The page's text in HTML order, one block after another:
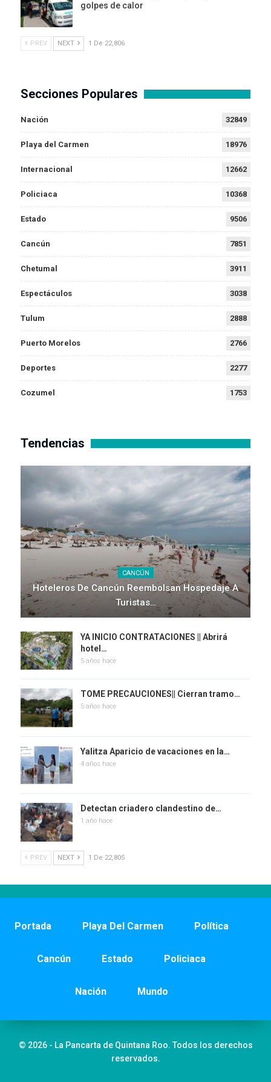
golpes de calor
PREV NEXT 1 De 22,806
Secciones Populares
Nación 32849
Playa del Carmen 18976
Internacional 12662
Policiaca 10368
Estado 9506
Cancún 7851
Chetumal 3911
Espectáculos 3038
Tulum 2888
Puerto Morelos 2766
Deportes 2277
Cozumel 1753
Tendencias
CANCÚN
Hoteleros De Cancún Reembolsan Hospedaje A
Turistas…
YA INICIO CONTRATACIONES || Abrirá
hotel…
5 años hace
TOME PRECAUCIONES|| Cierran tramo…
5 años hace
Yalitza Aparicio de vacaciones en la…
4 años hace
Detectan criadero clandestino de…
1 año hace
PREV NEXT 1 De 22,805
Portada Playa Del Carmen Política
Cancún Estado Policiaca
Nación Mundo
© 2026 - La Pancarta de Quintana Roo. Todos los derechos
reservados.